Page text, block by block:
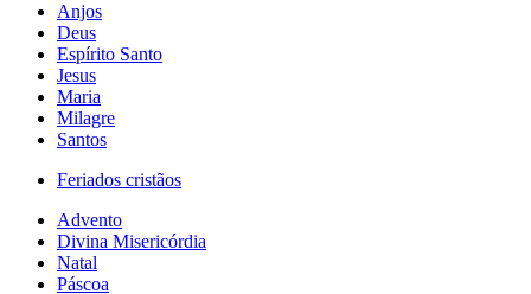
Anjos
Deus
Espírito Santo
Jesus
Maria
Milagre
Santos
Feriados cristãos
Advento
Divina Misericórdia
Natal
Páscoa